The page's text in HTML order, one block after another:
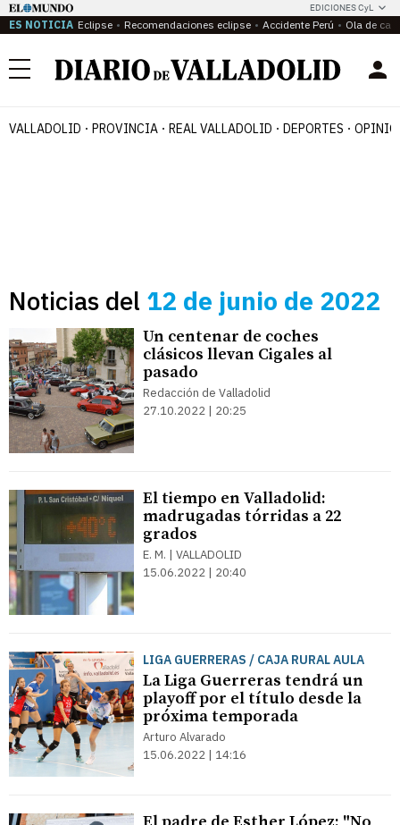
EDICIONES CyL
ES NOTICIA Eclipse Recomendaciones eclipse Accidente Perú Ola de
Menú
VALLADOLID PROVINCIA REAL VALLADOLID DEPORTES
Noticias del 12 de junio de 2022
Un centenar de coches
clásicos llevan Cigales al
pasado
Redacción de Valladolid
27.10.2022 | 20:25
El tiempo en Valladolid:
madrugadas tórridas a 22
grados
E. M. | VALLADOLID
15.06.2022 | 20:40
LIGA GUERRERAS / CAJA RURAL AULA
La Liga Guerreras tendrá un
playoff por el título desde la
próxima temporada
Arturo Alvarado
15.06.2022 | 14:16